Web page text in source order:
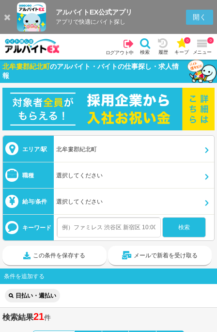
アルバイトEX公式アプリ
アプリで快適にバイト探し
開く
ログアウト中 検索 履歴 キープ
0
メニュー
0
北牟婁郡紀北町のアルバイト・バイトの仕事探し・求人情
報
エリア/駅 北牟婁郡紀北町
職種 選択してください
給与/条件 選択してください
キーワード
この条件を保存する メールで新着を受け取る
条件を追加する
日払い・週払い
検索結果21件